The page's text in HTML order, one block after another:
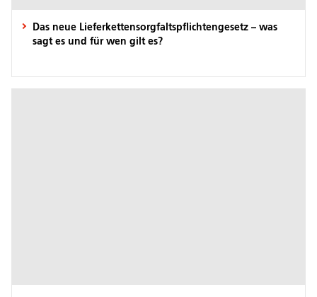
Das neue Lieferkettensorgfaltspflichtengesetz – was
sagt es und für wen gilt es?